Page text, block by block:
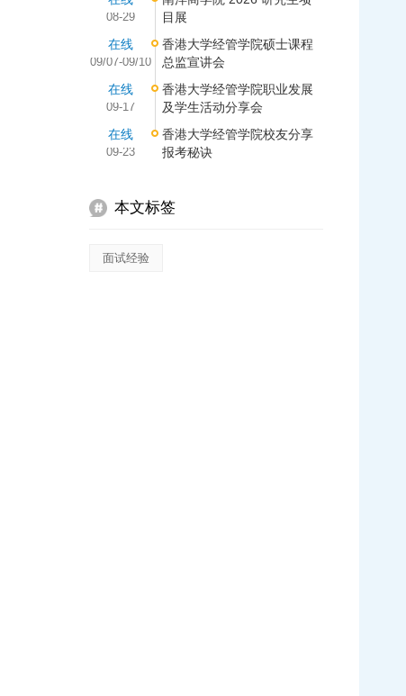
08-29
目展
在线
09/07-09/10
香港大学经管学院硕士课程
总监宣讲会
在线
09-17
香港大学经管学院职业发展
及学生活动分享会
在线
09-23
香港大学经管学院校友分享
报考秘诀
本文标签
面试经验